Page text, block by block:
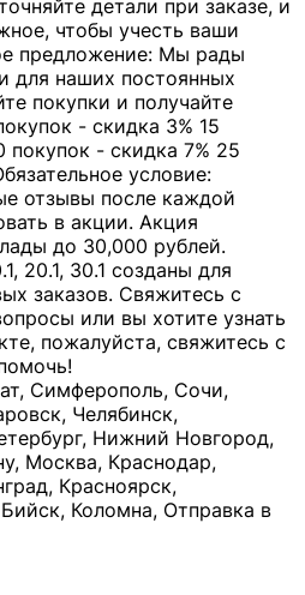
детали при заказе, и
чтобы учесть ваши
предложение: Мы рады
для наших постоянных
покупки и получайте
- скидка 3% 15
покупок - скидка 7% 25
условие:
отзывы после каждой
в акции. Акция
до 30,000 рублей.
20.1, 30.1 созданы для
заказов. Свяжитесь с
или вы хотите узнать
пожалуйста, свяжитесь с
Симферополь, Сочи,
Челябинск,
Нижний Новгород,
Москва, Краснодар,
Красноярск,
Коломна, Отправка в